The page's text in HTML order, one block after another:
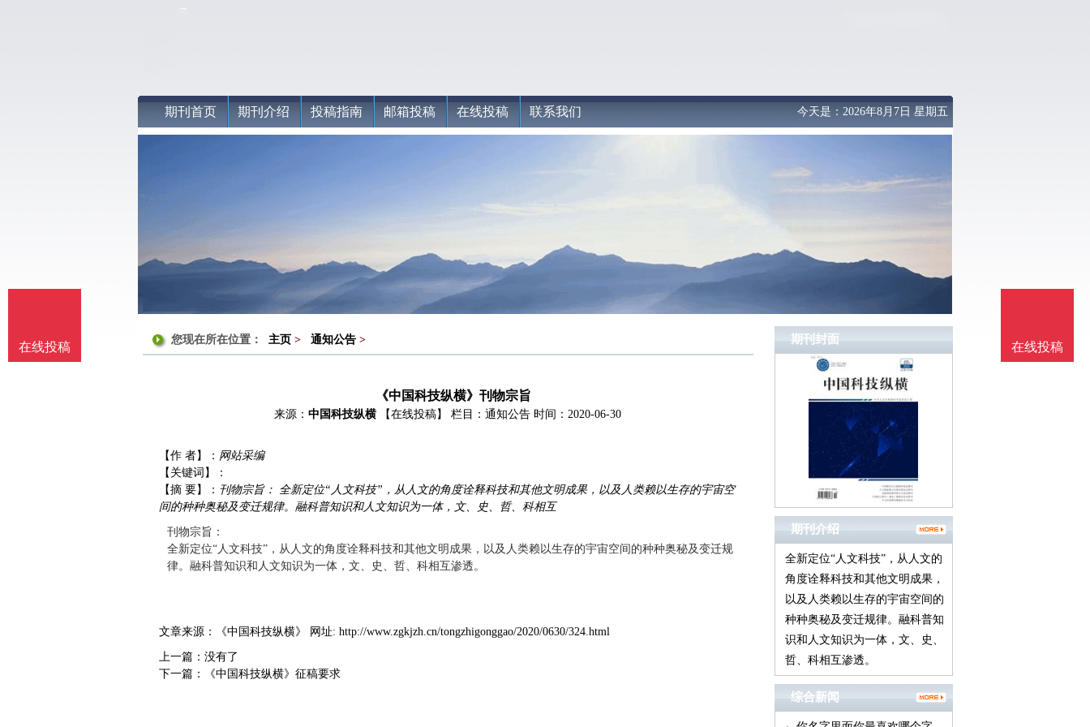
期刊首页 期刊介绍 投稿指南 邮箱投稿 在线投稿 联系我们 今天是：2026年8月7日 星期五
期刊封面
期刊介绍
全新定位“人文科技”，从人文的
角度诠释科技和其他文明成果，
以及人类赖以生存的宇宙空间的
种种奥秘及变迁规律。融科普知
识和人文知识为一体，文、史、
哲、科相互渗透。
综合新闻
您现在所在位置： 主页> 通知公告>
《中国科技纵横》刊物宗旨
来源： 中国科技纵横 【在线投稿】 栏目： 通知公告 时间：2020-06-30
【作 者】： 网站采编
【关键词】：
【摘 要】： 刊物宗旨： 全新定位“人文科技”，从人文的角度诠释科技和其他文明成果，以及人类赖以生存的宇宙空
间的种种奥秘及变迁规律。融科普知识和人文知识为一体，文、史、哲、科相互
刊物宗旨：
全新定位“人文科技”，从人文的角度诠释科技和其他文明成果，以及人类赖以生存的宇宙空间的种种奥秘及变迁规
律。融科普知识和人文知识为一体，文、史、哲、科相互渗透。
文章来源： 《中国科技纵横》 网址: http://www.zgkjzh.cn/tongzhigonggao/2020/0630/324.html
上一篇：没有了
下一篇：
《中国科技纵横》征稿要求
在线投稿
在线投稿